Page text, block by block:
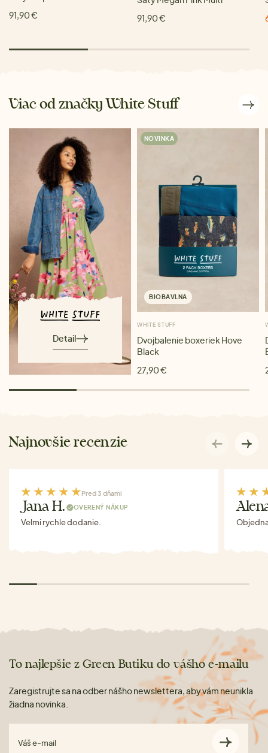
91,90 €
91,90 €
Viac od značky White Stuff
Detail
NOVINKA
BIOBAVLNA
WHITE STUFF
Dvojbalenie boxeriek Hove
Black
27,90 €
Najnovšie recenzie
Pred 3 dňami
Jana H. OVERENÝ NÁKUP
Velmi rychle dodanie.
To najlepšie z Green Butiku do vášho e-mailu
Zaregistrujte sa na odber nášho newslettera, aby vám neunikla
žiadna novinka.
Váš e-mail